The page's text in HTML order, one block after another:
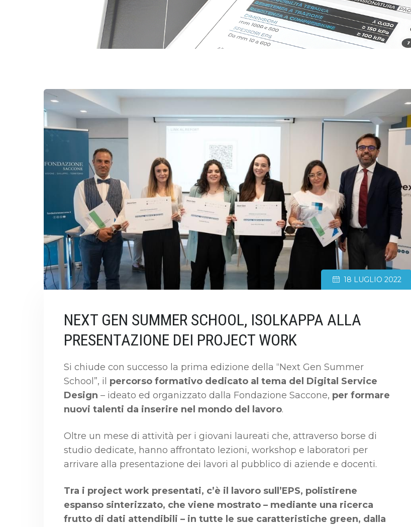
18 LUGLIO 2022
NEXT GEN SUMMER SCHOOL, ISOLKAPPA ALLA
PRESENTAZIONE DEI PROJECT WORK
Si chiude con successo la prima edizione della “Next Gen Summer
School”, il percorso formativo dedicato al tema del Digital Service
Design – ideato ed organizzato dalla Fondazione Saccone, per formare
nuovi talenti da inserire nel mondo del lavoro.
Oltre un mese di attività per i giovani laureati che, attraverso borse di
studio dedicate, hanno affrontato lezioni, workshop e laboratori per
arrivare alla presentazione dei lavori al pubblico di aziende e docenti.
Tra i project work presentati, c’è il lavoro sull’EPS, polistirene
espanso sinterizzato, che viene mostrato – mediante una ricerca
frutto di dati attendibili – in tutte le sue caratteristiche green, dalla